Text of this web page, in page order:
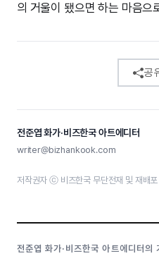
의 거울이 됐으면 하는 마음으
공
전준엽 화가·비즈한국 아트에디터
writer@bizhankook.com
저작권자 ⓒ 비즈한국 무단전재 및 재배포
전준엽 화가·비즈한국 아트에디터의